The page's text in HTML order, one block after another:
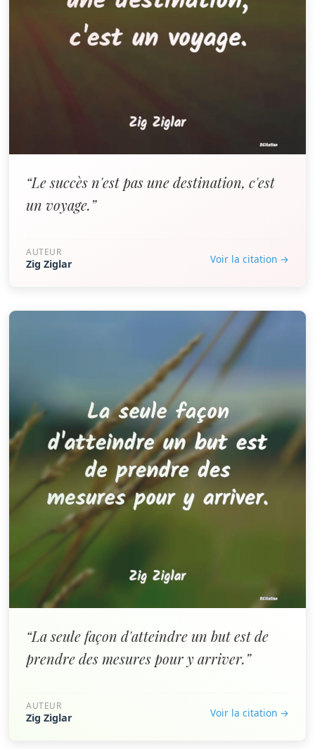
“Le succès n'est pas une destination, c'est
un voyage.”
AUTEUR
Zig Ziglar Voir la citation →
“La seule façon d'atteindre un but est de
prendre des mesures pour y arriver.”
AUTEUR
Zig Ziglar Voir la citation →